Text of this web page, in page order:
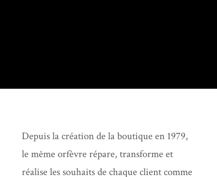
Depuis la création de la boutique en 1979,
le même orfèvre répare, transforme et
réalise les souhaits de chaque client comme